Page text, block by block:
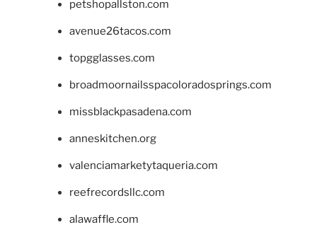
petshopallston.com
avenue26tacos.com
topgglasses.com
broadmoornailsspacoloradosprings.com
missblackpasadena.com
anneskitchen.org
valenciamarketytaqueria.com
reefrecordsllc.com
alawaffle.com